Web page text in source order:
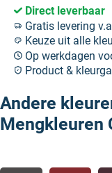
Direct leverbaar
Gratis levering
Keuze uit alle
Op werkdagen
Product &
Andere
Mengkleuren